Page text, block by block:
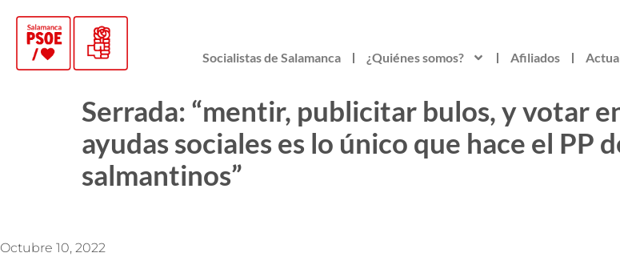
Socialistas de Salamanca ¿Quiénes somos? Afiliados
Serrada: “mentir, publicitar bulos, y votar
ayudas sociales es lo único que hace el PP
salmantinos”
Octubre 10, 2022